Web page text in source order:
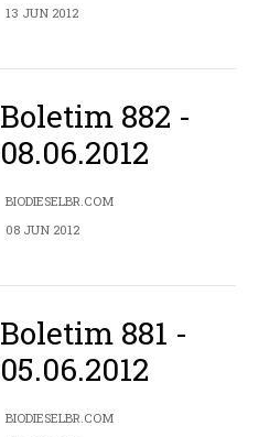
13 JUN 2012
Boletim 882 -
08.06.2012
BIODIESELBR.COM
08 JUN 2012
Boletim 881 -
05.06.2012
BIODIESELBR.COM